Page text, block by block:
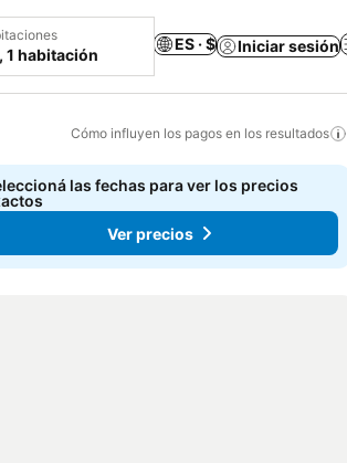
1 habitación
ES · $ Iniciar sesión
Cómo influyen los pagos en los resultados
las fechas para ver los precios
Ver precios